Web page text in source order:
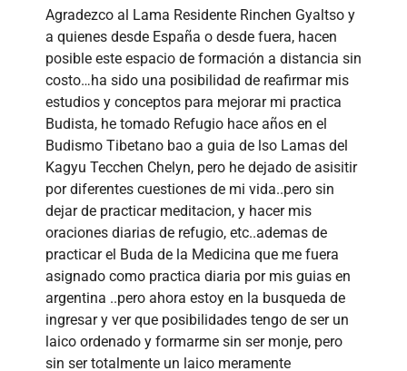
Agradezco al Lama Residente Rinchen Gyaltso y
a quienes desde España o desde fuera, hacen
posible este espacio de formación a distancia sin
costo…ha sido una posibilidad de reafirmar mis
estudios y conceptos para mejorar mi practica
Budista, he tomado Refugio hace años en el
Budismo Tibetano bao a guia de lso Lamas del
Kagyu Tecchen Chelyn, pero he dejado de asisitir
por diferentes cuestiones de mi vida..pero sin
dejar de practicar meditacion, y hacer mis
oraciones diarias de refugio, etc..ademas de
practicar el Buda de la Medicina que me fuera
asignado como practica diaria por mis guias en
argentina ..pero ahora estoy en la busqueda de
ingresar y ver que posibilidades tengo de ser un
laico ordenado y formarme sin ser monje, pero
sin ser totalmente un laico meramente